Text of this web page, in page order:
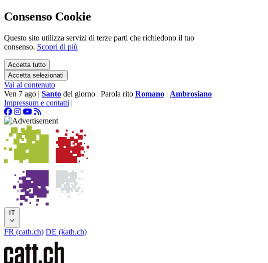
Consenso Cookie
Questo sito utilizza servizi di terze parti che richiedono il tuo
consenso. Scopri di più
Accetta tutto
Accetta selezionati
Vai al contenuto
Ven 7 ago | Santo del giorno | Parola rito Romano | Ambrosiano
Impressum e contatti |
IT
FR (cath.ch) DE (kath.ch)